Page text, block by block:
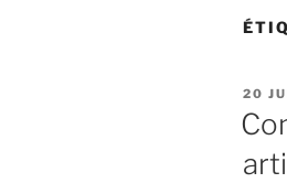
LE
20